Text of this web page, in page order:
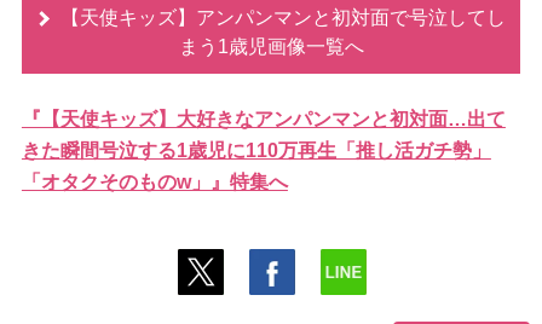
【天使キッズ】アンパンマンと初対面で号泣してし
まう1歳児画像一覧へ
『【天使キッズ】大好きなアンパンマンと初対面…出て
きた瞬間号泣する1歳児に110万再生「推し活ガチ勢」
「オタクそのものw」』特集へ